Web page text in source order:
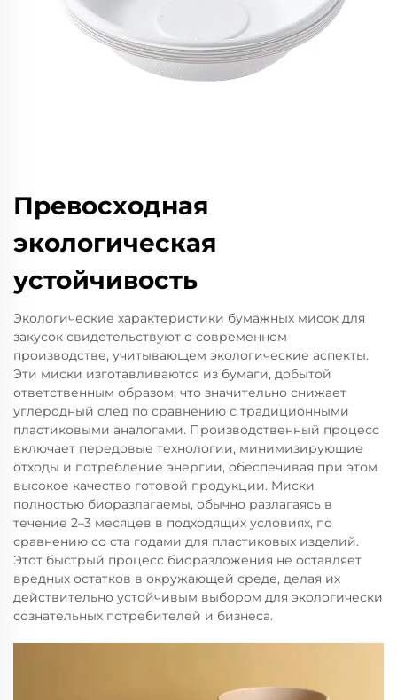
Превосходная
экологическая
устойчивость
Экологические характеристики бумажных мисок для
закусок свидетельствуют о современном
производстве, учитывающем экологические аспекты.
Эти миски изготавливаются из бумаги, добытой
ответственным образом, что значительно снижает
углеродный след по сравнению с традиционными
пластиковыми аналогами. Производственный процесс
включает передовые технологии, минимизирующие
отходы и потребление энергии, обеспечивая при этом
высокое качество готовой продукции. Миски
полностью биоразлагаемы, обычно разлагаясь в
течение 2–3 месяцев в подходящих условиях, по
сравнению со ста годами для пластиковых изделий.
Этот быстрый процесс биоразложения не оставляет
вредных остатков в окружающей среде, делая их
действительно устойчивым выбором для экологически
сознательных потребителей и бизнеса.